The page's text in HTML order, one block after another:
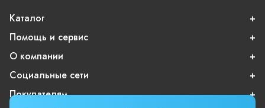
Каталог
Помощь и сервис
О компании
Социальные сети
Покупателям